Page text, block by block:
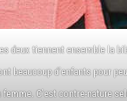
deux tiennent ensemble la
beaucoup d’enfants pour
C’est contre-nature